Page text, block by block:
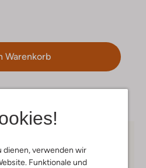
dienen, verwenden wir
Funktionale und
Warenkorb